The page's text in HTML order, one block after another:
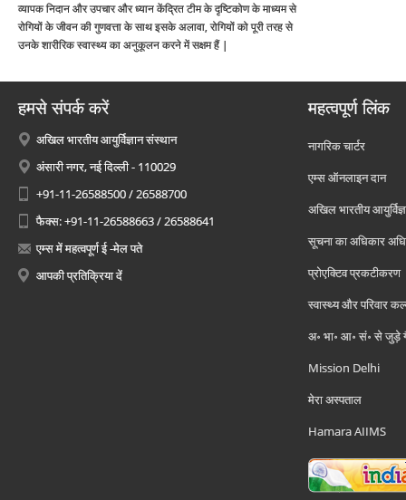
व्यापक निदान और उपचार और ध्यान केंद्रित टीम के दृष्टिकोण के माध्यम से
रोगियों के जीवन की गुणवत्ता के साथ इसके अलावा, रोगियों को पूरी तरह से
उनके शारीरिक स्वास्थ्य का अनुकूलन करने में सक्षम हैं |
हमसे संपर्क करें
अखिल भारतीय आयुर्विज्ञान संस्थान
अंसारी नगर, नई दिल्ली - 110029
+91-11-26588500 / 26588700
फैक्स: +91-11-26588663 / 26588641
एम्स में महत्वपूर्ण ई -मेल पते
आपकी प्रतिक्रिया दें
महत्वपूर्ण लिंक
नागरिक चार्टर
एम्स ऑनलाइन दान
अखिल भारतीय
सूचना का अधिकार
प्रोएक्टिव प्रकटीकरण
स्वास्थ्य और परिवार
अ॰ भा॰ आ॰ सं॰ से जुड़े
Mission Delhi
मेरा अस्पताल
Hamara AIIMS